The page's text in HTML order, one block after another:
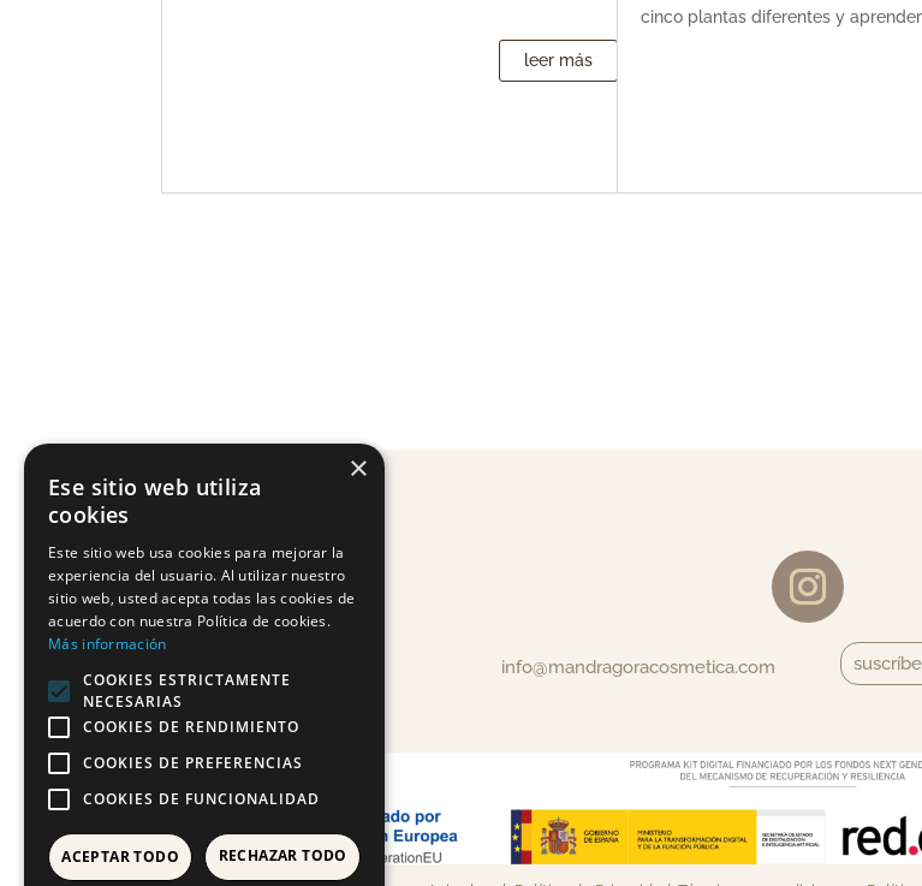
leer más
cinco plantas diferentes y
info@mandragoracosmetica.com
×
Ese sitio web utiliza
cookies
Este sitio web usa cookies para mejorar la
experiencia del usuario. Al utilizar nuestro
sitio web, usted acepta todas las cookies de
acuerdo con nuestra Política de cookies.
Más información
COOKIES ESTRICTAMENTE
NECESARIAS
COOKIES DE RENDIMIENTO
COOKIES DE PREFERENCIAS
COOKIES DE FUNCIONALIDAD
ACEPTAR TODO RECHAZAR TODO